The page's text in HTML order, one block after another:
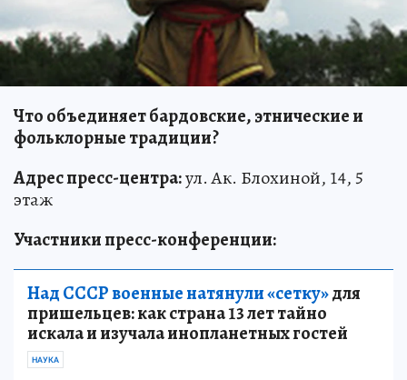
Что объединяет бардовские, этнические и
фольклорные традиции?
Адрес пресс-центра:ул. Ак. Блохиной, 14, 5
этаж
Участники пресс-конференции:
Над СССР военные натянули «сетку»для
пришельцев: как страна 13 лет тайно
искала и изучала инопланетных гостей
НАУКА